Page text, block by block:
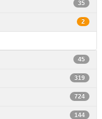
35
2
45
319
724
144